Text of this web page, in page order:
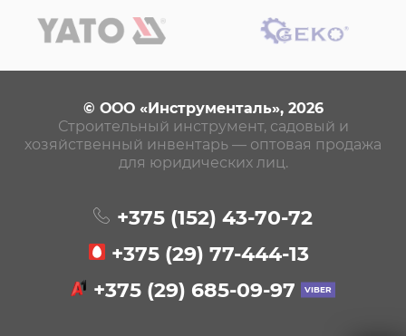
© ООО «Инструменталь», 2026
Строительный инструмент, садовый и
хозяйственный инвентарь — оптовая продажа
для юридических лиц.
+375 (152) 43-70-72
+375 (29)77-444-13
+375 (29) 685-09-97